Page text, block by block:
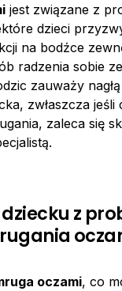
jest związane z
dzieci
na bodźce
radzenia sobie
zauważy
zwłaszcza jeśli
zaleca się
z
oczami, co